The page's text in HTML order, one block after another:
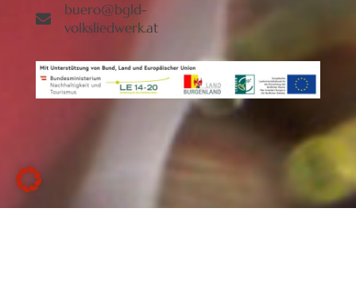
buero@bgld-
volksliedwerk.at